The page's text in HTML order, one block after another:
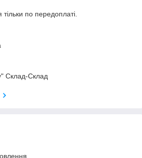
по передоплаті.
Склад-Склад